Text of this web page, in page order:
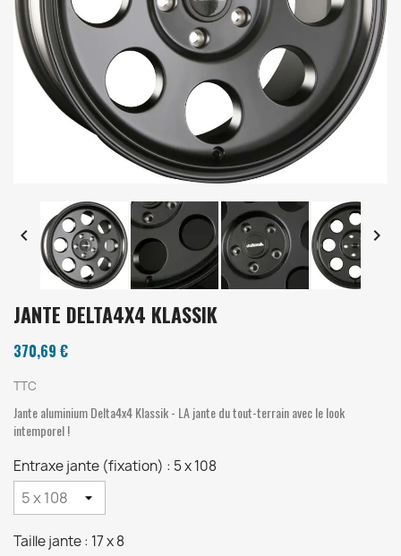
 
JANTE DELTA4X4 KLASSIK
370,69 €
TTC
Jante aluminium Delta4x4 Klassik - LA jante du tout-terrain avec le look
intemporel !
Entraxe jante (fixation) : 5 x 108
Taille jante : 17 x 8